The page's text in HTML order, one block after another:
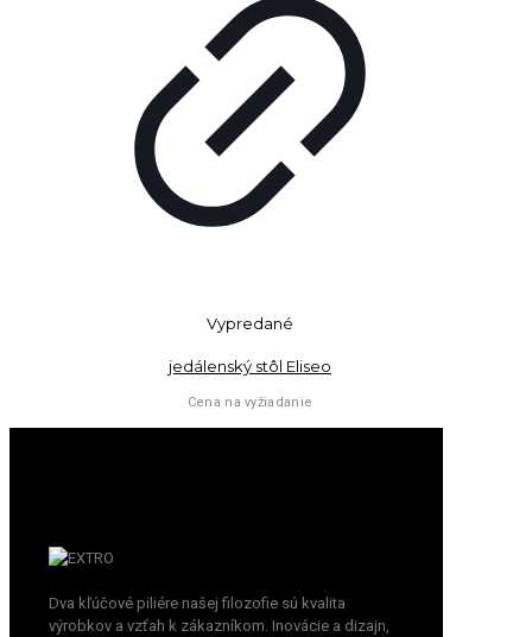
Vypredané
jedálenský stôl Eliseo
Cena na vyžiadanie
Dva kľúčové piliére našej filozofie sú kvalita
výrobkov a vzťah k zákazníkom. Inovácie a dizajn,